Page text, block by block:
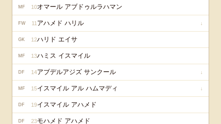
MF 10オマール アブドゥルラハマン
FW 11 アハメド ハリル ↓
GK 12ハリド エイサ
MF 13ハミス イスマイル
DF 14アブデルアジズ サンクール ↓
MF 15イスマイル アル ハムマディ ↓
DF 19イスマイル アハメド
DF 23モハメド アハメド